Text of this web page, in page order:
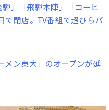
」「飛騨本陣」「コーヒ
で閉店。TV番組で超ひらパ
メン東大」のオープンが延